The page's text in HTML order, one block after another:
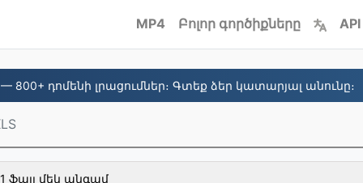
MP4 Բոլոր գործիքները API
— 800+ դոմենի լրացումներ։ Գտեք ձեր կատարյալ անունը։
ֆայլ մեկ անգամ